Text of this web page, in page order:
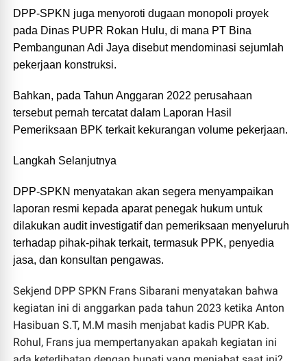
DPP-SPKN juga menyoroti dugaan monopoli proyek
pada Dinas PUPR Rokan Hulu, di mana PT Bina
Pembangunan Adi Jaya disebut mendominasi sejumlah
pekerjaan konstruksi.
Bahkan, pada Tahun Anggaran 2022 perusahaan
tersebut pernah tercatat dalam Laporan Hasil
Pemeriksaan BPK terkait kekurangan volume pekerjaan.
Langkah Selanjutnya
DPP-SPKN menyatakan akan segera menyampaikan
laporan resmi kepada aparat penegak hukum untuk
dilakukan audit investigatif dan pemeriksaan menyeluruh
terhadap pihak-pihak terkait, termasuk PPK, penyedia
jasa, dan konsultan pengawas.
Sekjend DPP SPKN Frans Sibarani menyatakan bahwa
kegiatan ini di anggarkan pada tahun 2023 ketika Anton
Hasibuan S.T, M.M masih menjabat kadis PUPR Kab.
Rohul, Frans jua mempertanyakan apakah kegiatan ini